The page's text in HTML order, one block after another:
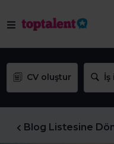
CV oluştur İş
Blog Listesine